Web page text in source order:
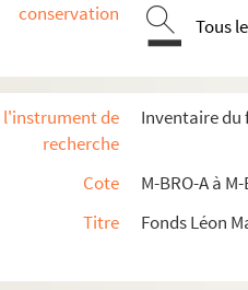
conservation
Tous
de
recherche
Inventaire du
Cote
M-BRO-A à
Titre
Fonds Léon
Brochures du fonds Mahieu
du fonds Mahieu
DOC-1. Documents historiques lillois
DOC-2. Ancien régime et République
DOC-3. Empire et Restauration
5. Fêtes de Lille (1841-1869)